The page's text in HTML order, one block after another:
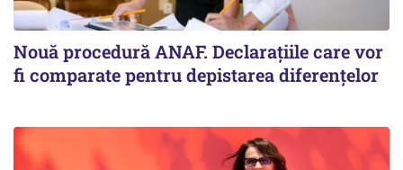
Nouă procedură ANAF. Declarațiile care vor
fi comparate pentru depistarea diferențelor